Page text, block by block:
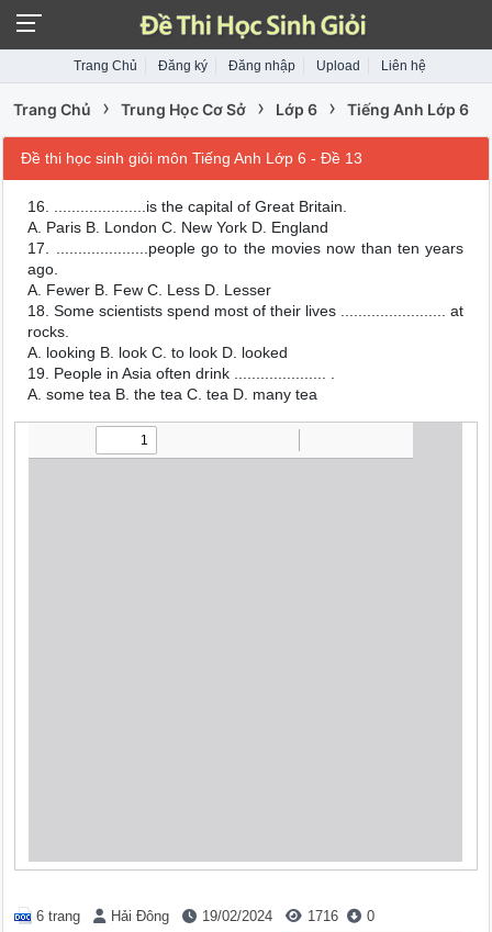
Trang Chủ Đăng ký Đăng nhập Upload Liên hệ
Trang Chủ › Trung Học Cơ Sở › Lớp 6 › Tiếng Anh Lớp 6
Đề thi học sinh giỏi môn Tiếng Anh Lớp 6 - Đề 13
16. .....................is the capital of Great Britain.
A. Paris B. London C. New York D. England
17. .....................people go to the movies now than ten years
ago.
A. Fewer B. Few C. Less D. Lesser
18. Some scientists spend most of their lives ........................ at
rocks.
A. looking B. look C. to look D. looked
19. People in Asia often drink ..................... .
A. some tea B. the tea C. tea D. many tea
6 trang Hải Đông 19/02/2024 1716 0